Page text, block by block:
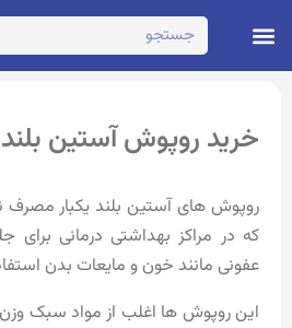
خرید روپوش آستین
روپوش های آستین بلند یکبار
که در مراکز بهداشتی درمانی برای
عفونی مانند خون و مایعات بدن
این روپوش ها اغلب از مواد سبک وزن